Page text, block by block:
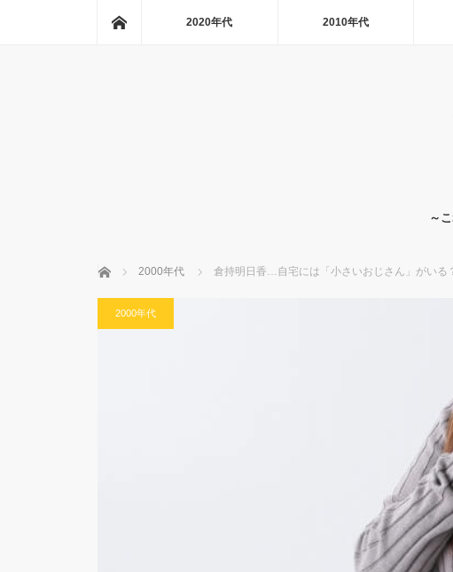
2020年代 2010年代
～
ホーム 2000年代 倉持明日香…自宅には「小さいおじさん」がいる
2000年代